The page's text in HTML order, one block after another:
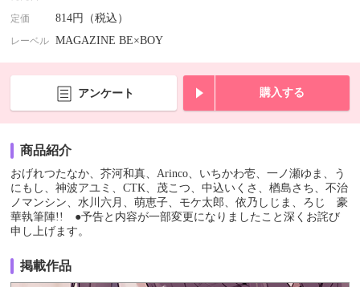
定価 814円（税込）
レーベル MAGAZINE BE×BOY
アンケート 購入する
商品紹介
おげれつたなか、芥河和真、Arinco、いちかわ壱、一ノ瀬ゆま、う
にもし、神波アユミ、CTK、茂こつ、中込いくさ、楢島さち、不治
ノマンシン、水川六月、萌恵子、モケ太郎、依乃しじま、ろじ 豪
華執筆陣!! ●予告と内容が一部変更になりましたこと深くお詫び
申し上げます。
掲載作品